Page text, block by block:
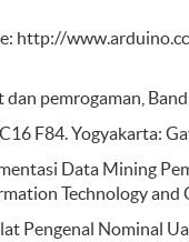
http://
pemrogaman,
F84. Yogyakarta:
Data Mining
Technology and
Pengenal Nominal